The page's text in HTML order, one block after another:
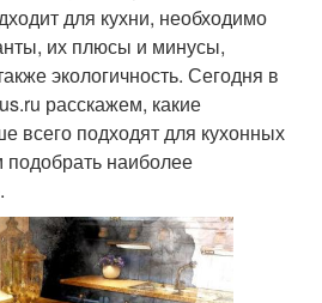
для кухни, необходимо
их плюсы и минусы,
экологичность. Сегодня в
расскажем, какие
всего подходят для кухонных
наиболее